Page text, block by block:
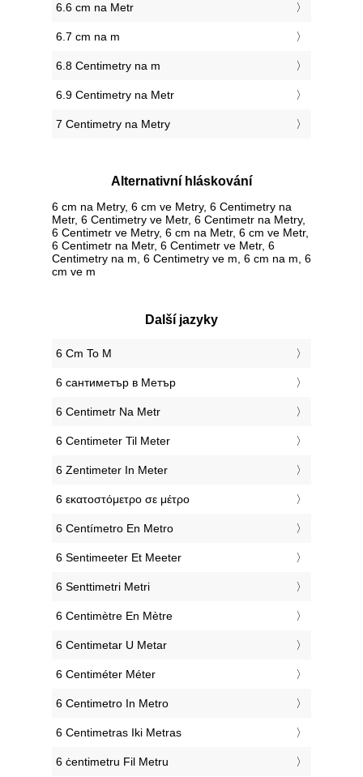
6.6 cm na Metr
6.7 cm na m
6.8 Centimetry na m
6.9 Centimetry na Metr
7 Centimetry na Metry
Alternativní hláskování
6 cm na Metry, 6 cm ve Metry, 6 Centimetry na
Metr, 6 Centimetry ve Metr, 6 Centimetr na Metry,
6 Centimetr ve Metry, 6 cm na Metr, 6 cm ve Metr,
6 Centimetr na Metr, 6 Centimetr ve Metr, 6
Centimetry na m, 6 Centimetry ve m, 6 cm na m, 6
cm ve m
Další jazyky
‎6 Cm To M
‎6 сантиметър в Метър
‎6 Centimetr Na Metr
‎6 Centimeter Til Meter
‎6 Zentimeter In Meter
‎6 εκατοστόμετρο σε μέτρο
‎6 Centímetro En Metro
‎6 Sentimeeter Et Meeter
‎6 Senttimetri Metri
‎6 Centimètre En Mètre
‎6 Centimetar U Metar
‎6 Centiméter Méter
‎6 Centimetro In Metro
‎6 Centimetras Iki Metras
‎6 ċentimetru Fil Metru